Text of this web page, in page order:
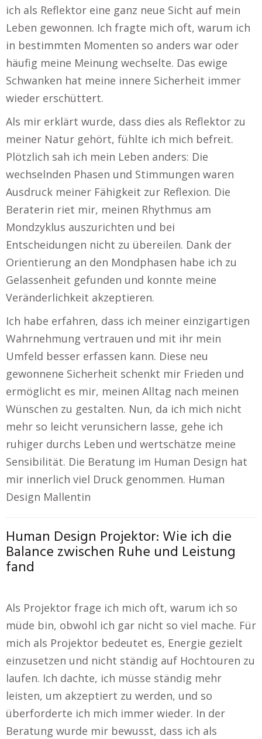
ich als Reflektor eine ganz neue Sicht auf mein
Leben gewonnen. Ich fragte mich oft, warum ich
in bestimmten Momenten so anders war oder
häufig meine Meinung wechselte. Das ewige
Schwanken hat meine innere Sicherheit immer
wieder erschüttert.
Als mir erklärt wurde, dass dies als Reflektor zu
meiner Natur gehört, fühlte ich mich befreit.
Plötzlich sah ich mein Leben anders: Die
wechselnden Phasen und Stimmungen waren
Ausdruck meiner Fähigkeit zur Reflexion. Die
Beraterin riet mir, meinen Rhythmus am
Mondzyklus auszurichten und bei
Entscheidungen nicht zu übereilen. Dank der
Orientierung an den Mondphasen habe ich zu
Gelassenheit gefunden und konnte meine
Veränderlichkeit akzeptieren.
Ich habe erfahren, dass ich meiner einzigartigen
Wahrnehmung vertrauen und mit ihr mein
Umfeld besser erfassen kann. Diese neu
gewonnene Sicherheit schenkt mir Frieden und
ermöglicht es mir, meinen Alltag nach meinen
Wünschen zu gestalten. Nun, da ich mich nicht
mehr so leicht verunsichern lasse, gehe ich
ruhiger durchs Leben und wertschätze meine
Sensibilität. Die Beratung im Human Design hat
mir innerlich viel Druck genommen. Human
Design Mallentin
Human Design Projektor: Wie ich die
Balance zwischen Ruhe und Leistung
fand
Als Projektor frage ich mich oft, warum ich so
müde bin, obwohl ich gar nicht so viel mache. Für
mich als Projektor bedeutet es, Energie gezielt
einzusetzen und nicht ständig auf Hochtouren zu
laufen. Ich dachte, ich müsse ständig mehr
leisten, um akzeptiert zu werden, und so
überforderte ich mich immer wieder. In der
Beratung wurde mir bewusst, dass ich als